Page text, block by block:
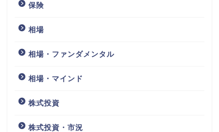
保険
相場
相場・ファンダメンタル
相場・マインド
株式投資
株式投資・市況